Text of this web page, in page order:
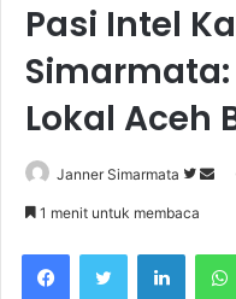
Pasi Intel
Lokal Aceh
Janner Simarmata
F
a
1 menit untuk membaca